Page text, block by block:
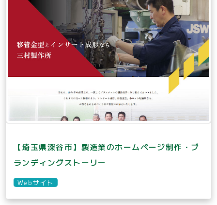
【埼玉県深谷市】製造業のホームページ制作・ブ
ランディングストーリー
Webサイト